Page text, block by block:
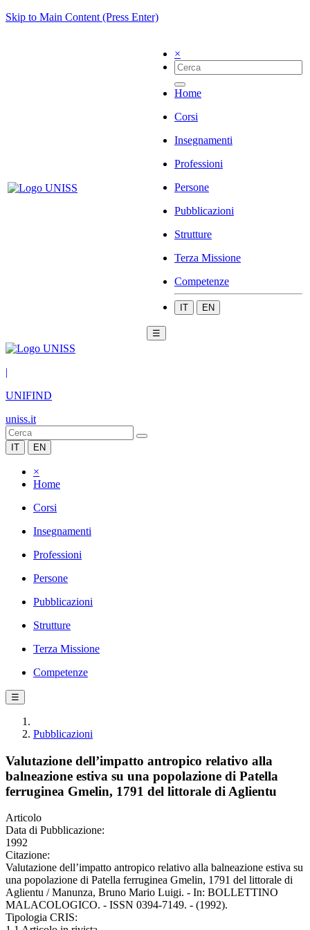
Skip to Main Content (Press Enter)
×
Home
Corsi
Insegnamenti
Professioni
Persone
Pubblicazioni
Strutture
Terza Missione
Competenze
IT EN
☰
|
UNIFIND
uniss.it
IT EN
×
Home
Corsi
Insegnamenti
Professioni
Persone
Pubblicazioni
Strutture
Terza Missione
Competenze
☰
Pubblicazioni
Valutazione dell’impatto antropico relativo alla
balneazione estiva su una popolazione di Patella
ferruginea Gmelin, 1791 del littorale di Aglientu
Articolo
Data di Pubblicazione:
1992
Citazione:
Valutazione dell’impatto antropico relativo alla balneazione estiva su
una popolazione di Patella ferruginea Gmelin, 1791 del littorale di
Aglientu / Manunza, Bruno Mario Luigi. - In: BOLLETTINO
MALACOLOGICO. - ISSN 0394-7149. - (1992).
Tipologia CRIS: